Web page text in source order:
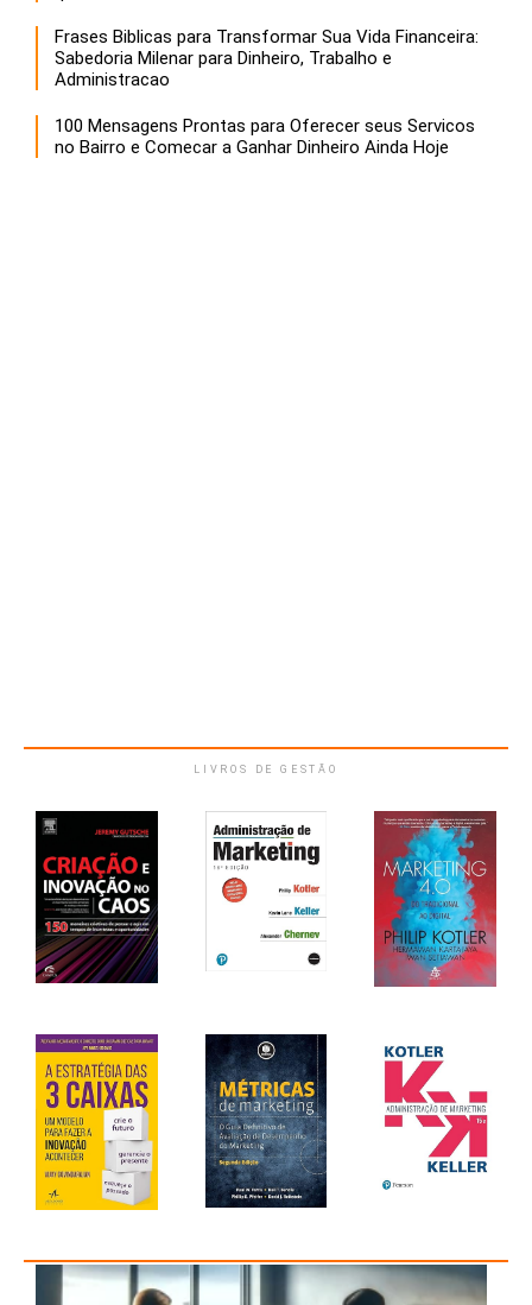
Frases Biblicas para Transformar Sua Vida Financeira:
Sabedoria Milenar para Dinheiro, Trabalho e
Administracao
100 Mensagens Prontas para Oferecer seus Servicos
no Bairro e Comecar a Ganhar Dinheiro Ainda Hoje
LIVROS DE GESTÃO